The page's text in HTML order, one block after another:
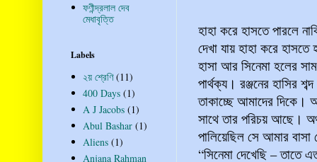
হাহা করে হাসতে পারলে
দেখা যায় হাহা করে
হাসা আর সিনেমা হলের
পার্থক্য। রঞ্জনের হাসির
তাকাচ্ছে আমাদের দিকে।
সাথে তার পরিচয় আছে।
পালিয়েছিল সে আমার
“সিনেমা দেখেছি – তাতে
ফণীন্দ্রলাল দেব
মেধাবৃত্তি
Labels
২য় শ্রেণি (11)
400 Days (1)
A J Jacobs (1)
Abul Bashar (1)
Aliens (1)
Anjana Rahman